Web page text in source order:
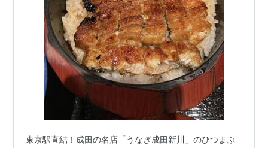
東京駅直結！成田の名店「うなぎ成田新川」のひつまぶ